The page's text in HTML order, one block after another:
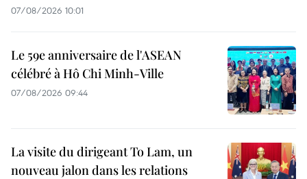
07/08/2026 10:01
Le 59e anniversaire de l'ASEAN
célébré à Hô Chi Minh-Ville
07/08/2026 09:44
La visite du dirigeant To Lam, un
nouveau jalon dans les relations